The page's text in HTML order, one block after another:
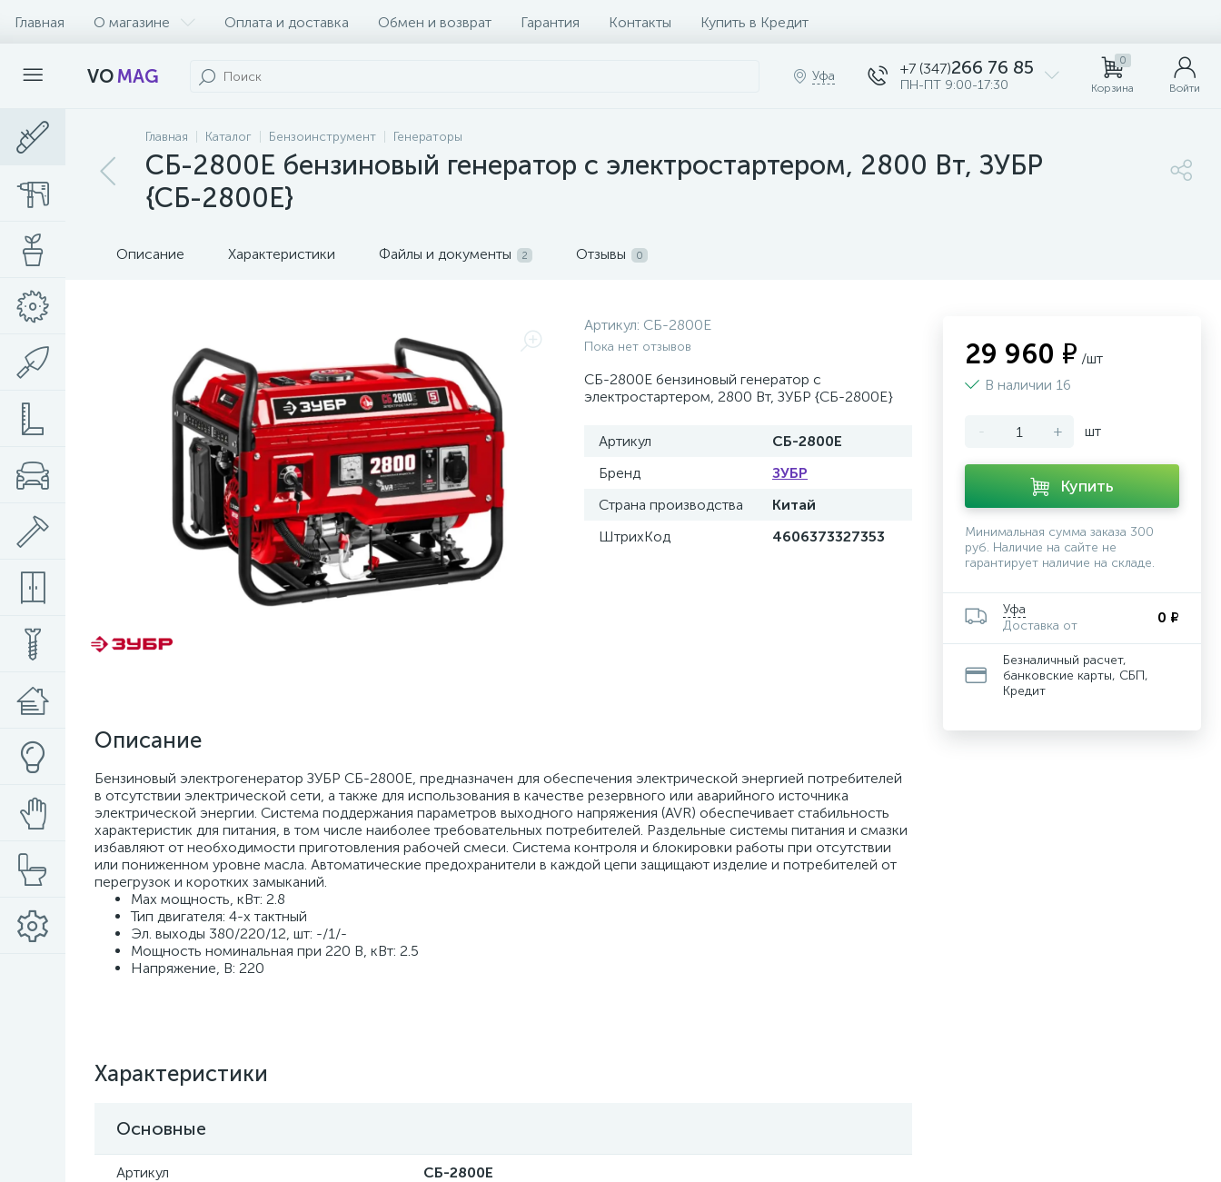
Главная О магазине Оплата и доставка Обмен и возврат Гарантия Контакты Купить в Кредит
VOMAG Уфа +7 (347)266 76 85
ПН-ПТ 9:00-17:30
0
Корзина Войти
Главная Каталог Бензоинструмент Генераторы
СБ-2800Е бензиновый генератор с электростартером, 2800 Вт, ЗУБР
{СБ-2800Е}
Описание Характеристики Файлы и документы 2 Отзывы 0
Артикул: СБ-2800Е
Пока нет отзывов
СБ-2800Е бензиновый генератор с
электростартером, 2800 Вт, ЗУБР {СБ-2800Е}
Артикул
СБ-2800Е
Бренд
ЗУБР
Страна производства
Китай
ШтрихКод
4606373327353
Описание
Бензиновый электрогенератор ЗУБР СБ-2800Е, предназначен для обеспечения электрической энергией потребителей
в отсутствии электрической сети, а также для использования в качестве резервного или аварийного источника
электрической энергии. Система поддержания параметров выходного напряжения (AVR) обеспечивает стабильность
характеристик для питания, в том числе наиболее требовательных потребителей. Раздельные системы питания и смазки
избавляют от необходимости приготовления рабочей смеси. Система контроля и блокировки работы при отсутствии
или пониженном уровне масла. Автоматические предохранители в каждой цепи защищают изделие и потребителей от
перегрузок и коротких замыканий.
Max мощность, кВт: 2.8
Тип двигателя: 4-х тактный
Эл. выходы 380/220/12, шт: -/1/-
Мощность номинальная при 220 В, кВт: 2.5
Напряжение, В: 220
Характеристики
Основные
Артикул
СБ-2800Е
29 960 ₽ /шт
В наличии 16
- + шт
Купить
Минимальная сумма заказа 300
руб. Наличие на сайте не
гарантирует наличие на складе.
Уфа
Доставка от
0 ₽
Безналичный расчет,
банковские карты, СБП,
Кредит